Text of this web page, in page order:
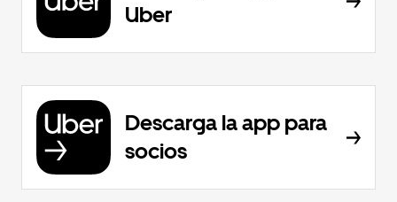
Uber
Descarga la app para
socios